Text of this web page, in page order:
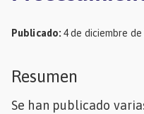
Agricultura
Balanceados
Piensos
Avicultura
Publicado: 4 de diciembre de
Resumen
Se han publicado